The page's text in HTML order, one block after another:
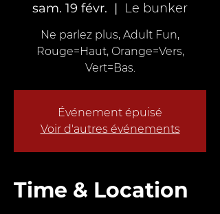
sam. 19 févr.
  |
Le bunker
Ne parlez plus, Adult Fun,
Rouge=Haut, Orange=Vers,
Vert=Bas.
Événement épuisé
Voir d'autres événements
Time & Location